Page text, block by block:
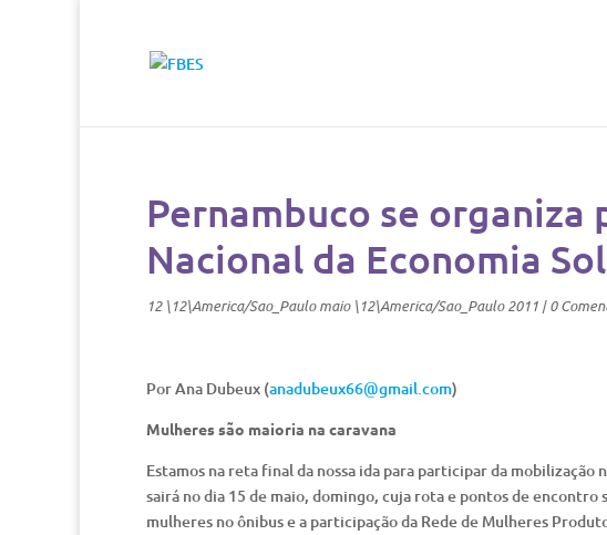
Pernambuco se organiza
Nacional da Economia
12 \12\America/Sao_Paulo maio \12\America/Sao_Paulo 2011 |0
Por Ana Dubeux (anadubeux66@gmail.com)
Mulheres são maioria na caravana
Estamos na reta final da nossa ida para participar da
sairá no dia 15 de maio, domingo, cuja rota e pontos de encontro
mulheres no ônibus e a participação da Rede de Mulheres